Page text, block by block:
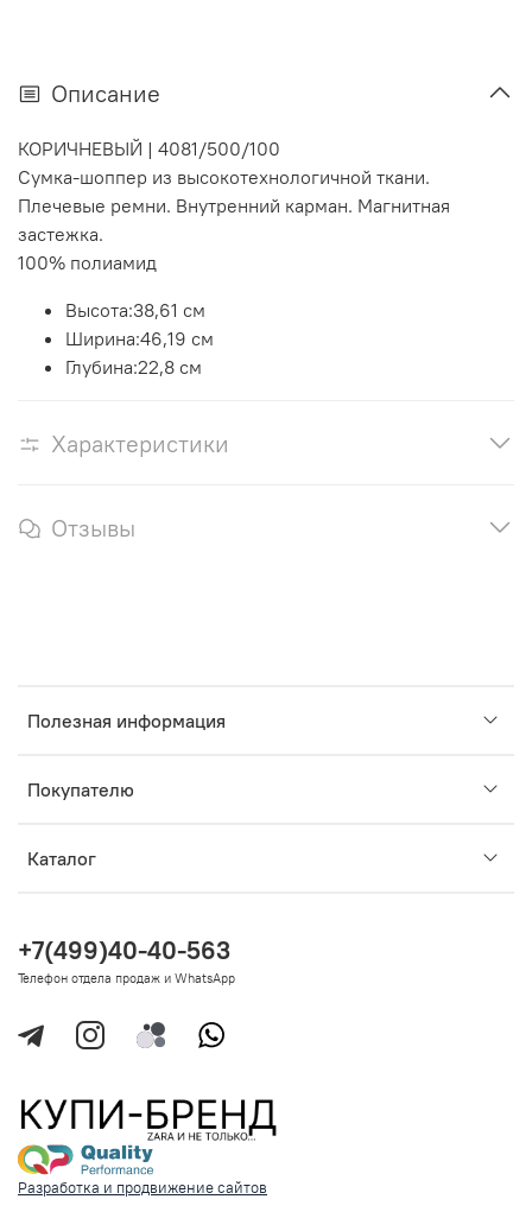
Описание
КОРИЧНЕВЫЙ | 4081/500/100
Сумка-шоппер из высокотехнологичной ткани.
Плечевые ремни. Внутренний карман. Магнитная
застежка.
100% полиамид
Высота:38,61 см
Ширина:46,19 см
Глубина:22,8 см
Характеристики
Отзывы
Полезная информация
Покупателю
Каталог
+7(499)40-40-563
Телефон отдела продаж и WhatsApp
Разработка и продвижение сайтов